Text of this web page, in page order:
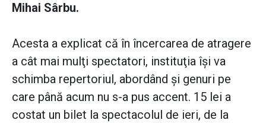
Mihai Sârbu.
Acesta a explicat că în încercarea de atragere
a cât mai mulţi spectatori, instituţia îşi va
schimba repertoriul, abordând şi genuri pe
care până acum nu s-a pus accent. 15 lei a
costat un bilet la spectacolul de ieri, de la